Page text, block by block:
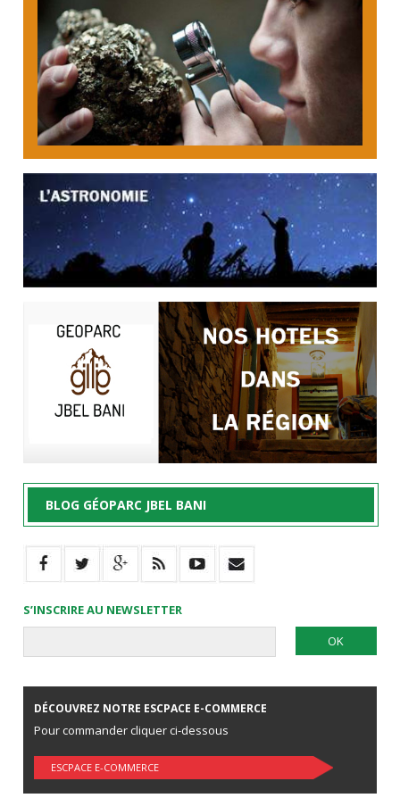
BLOG GÉOPARC JBEL BANI
S’INSCRIRE AU NEWSLETTER
DÉCOUVREZ NOTRE ESCPACE E-COMMERCE
Pour commander cliquer ci-dessous
ESCPACE E-COMMERCE